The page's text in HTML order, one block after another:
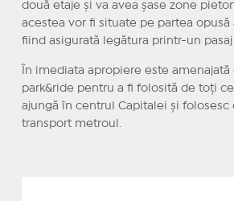
două etaje şi va avea şase zone
acestea vor fi situate pe partea opusă
fiind asigurată legătura printr-un
În imediata apropiere este
park&ride pentru a fi folosită de toţi
ajungă în centrul Capitalei şi folosesc
transport metroul.